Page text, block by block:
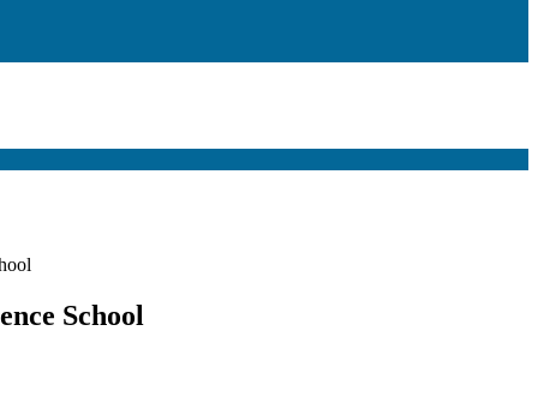
School